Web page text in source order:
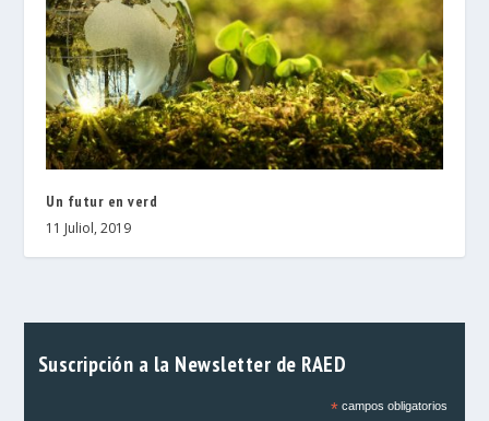
Un futur en verd
11 Juliol, 2019
Suscripción a la Newsletter de RAED
*campos obligatorios